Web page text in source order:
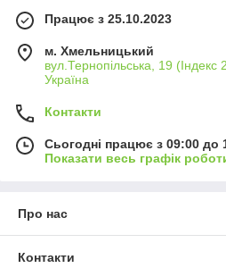
Працює з 25.10.2023
м. Хмельницький
вул.Тернопільська, 19
Україна
Контакти
Сьогодні працює з 09:00 до
Показати весь графік
Про нас
Контакти